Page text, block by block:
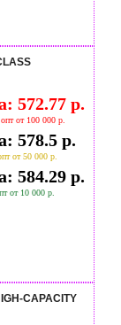
572.77 р.
от 100 000 р.
578.5 р.
от 50 000 р.
584.29 р.
от 10 000 р.
CAPACITY